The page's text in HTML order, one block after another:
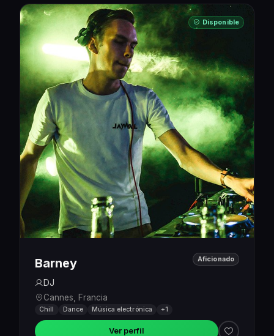
Disponible
Barney
DJ
Cannes, Francia
Aficionado
Chill Dance Música electrónica +1
Ver perfil